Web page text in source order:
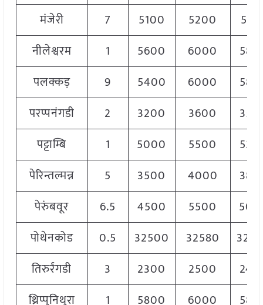
मंजेरी
7 5100 5200
नीलेश्वरम
1 5600 6000
पलक्कड़
9 5400 6000
परप्पनंगडी
2 3200 3600
पट्टाम्बि
1 5000 5500
पेरिन्तल्मन्न
5 3500 4000
पेरुंबवूर
6.5 4500 5500
पोथेनकोड
0.5 32500 32580
तिरुर्रंगडी
3 2300 2500
थ्रिप्पुनिथुरा
1 5800 6000